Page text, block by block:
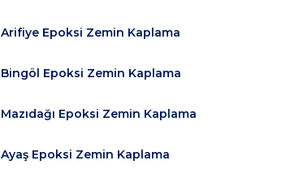
Arifiye Epoksi Zemin Kaplama
Bingöl Epoksi Zemin Kaplama
Mazıdağı Epoksi Zemin Kaplama
Ayaş Epoksi Zemin Kaplama